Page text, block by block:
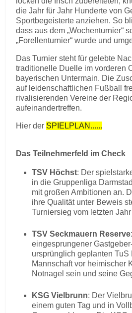
die Jahr für Jahr Hunderte von
Sportbegeisterte anziehen. So
dass aus dem „Wochenturnier“
„Forellenturnier“ wurde und
Das Turnier steht für gelebte
traditionelle Duelle im vorderen
bayerischen Untermain. Die
auf leidenschaftlichen Fußball
rivalisierenden Vereine der
aufeinandertreffen.
Hier der SPIELPLAN......
Das Teilnehmerfeld im Check
TSV Höchst: Der
in die Gruppenliga
mit großen Ambitionen an.
ihre Qualität unter Beweis
Turniersieg vom letzten
TSV Seckmauern Reserve
eingesprungener
ursprünglich geplanten
Mannschaft vor heimischer
Notnagel sein und seine
KSG Vielbrunn: Der
einem guten Tag und in